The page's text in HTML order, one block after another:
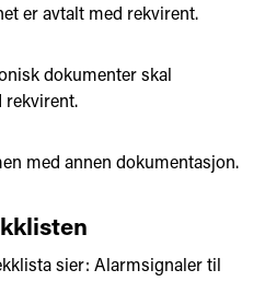
er avtalt med rekvirent.
dokumenter skal
rekvirent.
med annen dokumentasjon.
sier: Alarmsignaler til